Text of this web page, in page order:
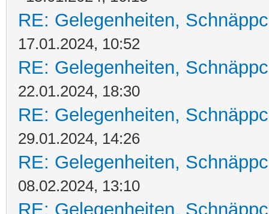
RE: Gelegenheiten,
17.01.2024, 10:52
RE: Gelegenheiten,
22.01.2024, 18:30
RE: Gelegenheiten,
29.01.2024, 14:26
RE: Gelegenheiten,
08.02.2024, 13:10
RE: Gelegenheiten,